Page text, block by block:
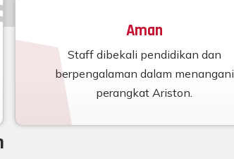
Aman
Staff dibekali pendidikan dan
berpengalaman dalam menangani
perangkat Ariston.